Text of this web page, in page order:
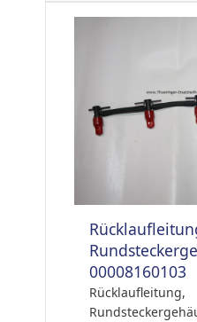
00008160103
Rücklaufleitung,